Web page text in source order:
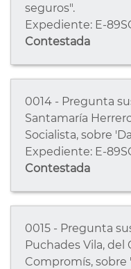
seguros".
Expediente: E-
Contestada
0014 - Pregunta
Santamaría
Socialista, sobre
Expediente: E-
Contestada
0015 - Pregunta
Puchades Vila, del
Compromís,